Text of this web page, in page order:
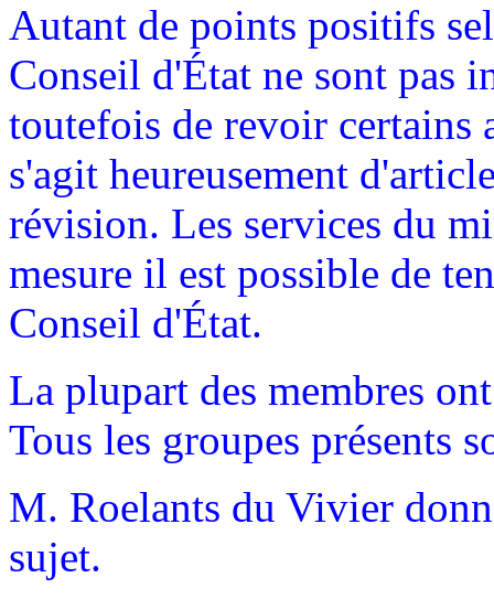
Autant de points positifs
Conseil d'État ne sont pas
toutefois de revoir
s'agit heureusement
révision. Les services du
mesure il est possible de
Conseil d'État.
La plupart des membres
Tous les groupes présents
M. Roelants du Vivier
sujet.